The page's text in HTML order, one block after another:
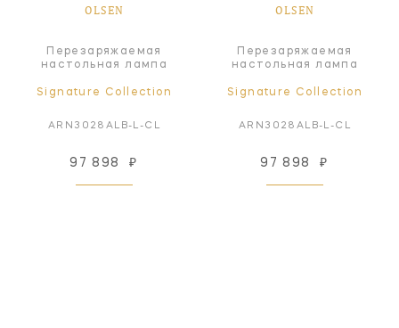
OLSEN
Перезаряжаемая
настольная лампа
Signature Collection
ARN3028ALB-L-CL
97 898 ₽
OLSEN
Перезаряжаемая
настольная лампа
Signature Collection
ARN3028ALB-L-CL
97 898 ₽